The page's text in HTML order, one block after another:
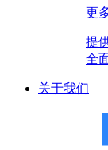
更
提
全
关于我们